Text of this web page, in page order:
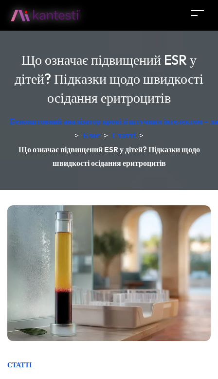
Що означає підвищений ESR у
дітей? Підказки щодо швидкості
осідання еритроцитів
Безкоштовний аналізатор крові зі штучним інтелектом –
> Блог > Статті >
Що означає підвищений ESR у дітей? Підказки щодо
швидкості осідання еритроцитів
СТАТТІ